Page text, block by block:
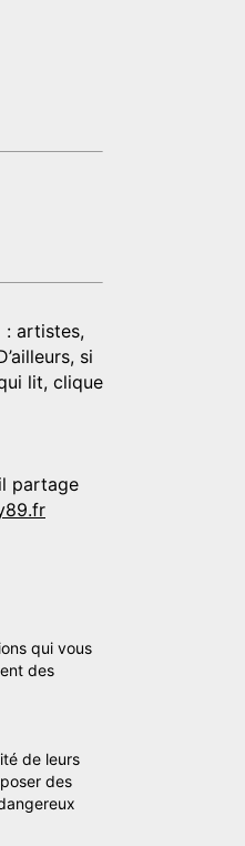
: artistes,
si
lit, clique
partage
qui vous
des
de leurs
des